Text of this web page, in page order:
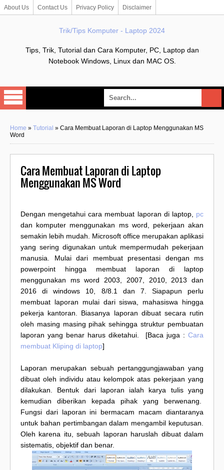
About Us Contact Us Privacy Policy Disclaimer
Trik/Tips Komputer - Laptop 2024
Tips, Trik, Tutorial dan Cara Komputer, PC, Laptop dan
Notebook Windows, Linux dan MAC OS.
Home » Tutorial » Cara Membuat Laporan di Laptop Menggunakan MS
Word
Cara Membuat Laporan di Laptop
Menggunakan MS Word
Dengan mengetahui cara membuat laporan di laptop, pc
dan komputer menggunakan ms word, pekerjaan akan
semakin lebih mudah. Microsoft office merupakan aplikasi
yang sering digunakan untuk mempermudah pekerjaan
manusia. Mulai dari membuat presentasi dengan ms
powerpoint hingga membuat laporan di laptop
menggunakan ms word 2003, 2007, 2010, 2013 dan
2016 di windows 10, 8/8.1 dan 7. Siapapun perlu
membuat laporan mulai dari siswa, mahasiswa hingga
pekerja kantoran. Biasanya laporan dibuat secara rutin
oleh masing masing pihak sehingga struktur pembuatan
laporan yang benar harus diketahui. [Baca juga : Cara
membuat Kliping di laptop]
Laporan merupakan sebuah pertanggungjawaban yang
dibuat oleh individu atau kelompok atas pekerjaan yang
dilakukan. Bentuk dari laporan ialah karya tulis yang
kemudian diberikan kepada pihak yang berwenang.
Fungsi dari laporan ini bermacam macam diantaranya
untuk bahan pertimbangan dalam mengambil keputusan.
Oleh karena itu, sebuah laporan haruslah dibuat dalam
sistematis, objektif dan benar.